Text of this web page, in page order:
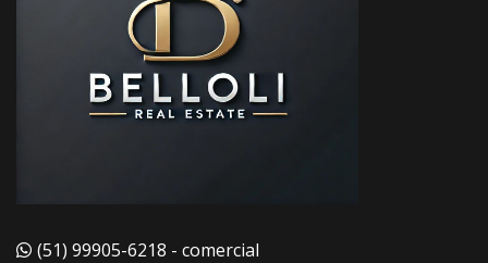
(51) 99905-6218 - comercial